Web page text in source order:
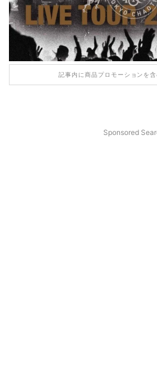
記事内に商品プロモーションを
Sponsored